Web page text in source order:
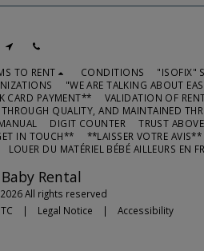
reclines easily in 3 positions
Rental
All rights reserved
| Legal Notice | Accessibility
TO RENT CONDITIONS
"ISOFIX"
"WE ARE TALKING ABOUT
CARD PAYMENT**
VALIDATION OF
QUALITY, AND MAINTAINED
DIGIT COUNTER
TRUST
IN TOUCH**
**LAISSER VOTRE AVIS**
LOUER DU MATÉRIEL BÉBÉ AILLEURS EN